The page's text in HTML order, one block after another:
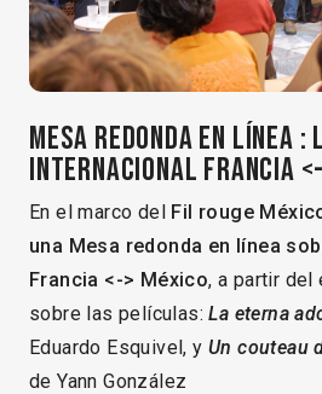
Mesa redonda en línea :
internacional Francia
En el marco del
Fil rouge
una M esa redonda en línea
Francia <-> México, a partir del
sobre las películas:La eterna
Eduardo Esquivel, y Un couteau
de Yann González